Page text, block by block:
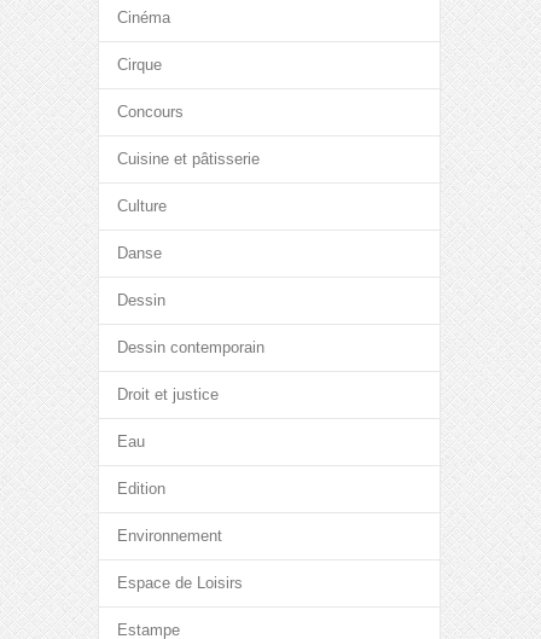
Cinéma
Cirque
Concours
Cuisine et pâtisserie
Culture
Danse
Dessin
Dessin contemporain
Droit et justice
Eau
Edition
Environnement
Espace de Loisirs
Estampe